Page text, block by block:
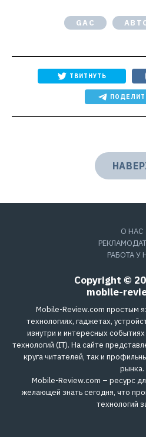
GAC
ТВИТНУТЬ
О НАС
РАБОТА У
Copyright ©
mobile-
Mobile-Review.com простым
технологиях, гаджетах,
изнутри и интересных
технологий (IT). На сайте
круга читателей, так и
рынка.
Mobile-Review.com – ресурс
желающей знать сегодня, что
технологий